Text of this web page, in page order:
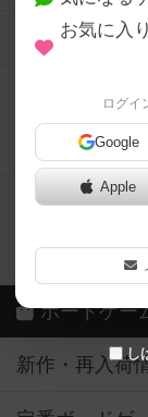
お気に入
ログイ
Google
Apple
し
メカニクス特集
掲示板・トピ
ボドとも・会
ボードゲーム
ボドゲーマご
ボードゲー
新作・再入荷